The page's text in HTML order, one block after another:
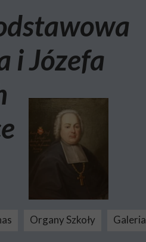
Organy Szkoły Galeria
i Józefa